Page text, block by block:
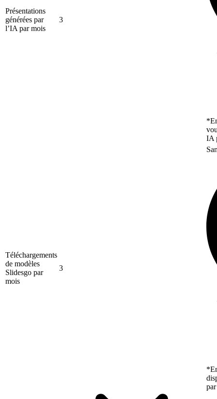
Présentations
générées par
l’IA par mois
3
IA
Téléchargements
de modèles
Slidesgo par
mois
3